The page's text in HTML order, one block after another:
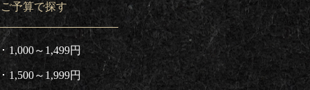
ご予算で探す
1,000～1,499円
1,500～1,999円